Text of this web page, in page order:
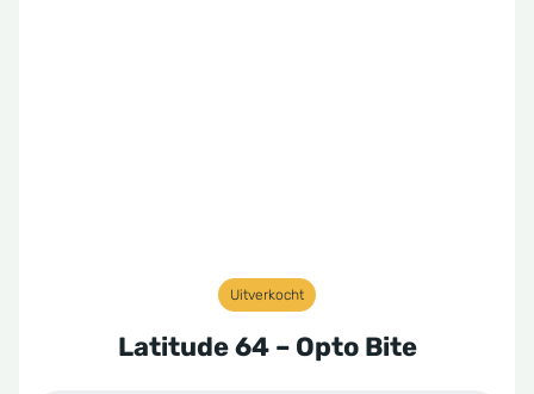
Uitverkocht
Latitude 64 – Opto Bite